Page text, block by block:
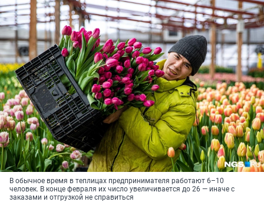
В обычное время в теплицах предпринимателя работают 6–10
человек. В конце февраля их число увеличивается до 26 — иначе с
заказами и отгрузкой не справиться